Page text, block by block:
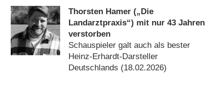
Thorsten Hamer („Die
Landarztpraxis“) mit nur 43 Jahren
verstorben
Schauspieler galt auch als bester
Heinz-Erhardt-Darsteller
Deutschlands (18.02.2026)